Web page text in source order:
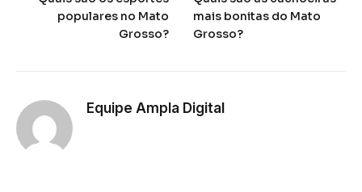
populares no Mato
Grosso?
mais bonitas do Mato
Grosso?
Equipe Ampla Digital